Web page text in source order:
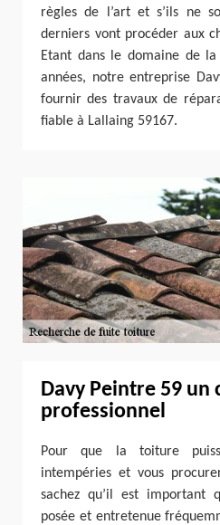
règles de l’art et s’ils ne
derniers vont procéder aux
Etant dans le domaine de
années, notre entreprise
fournir des travaux de
fiable à Lallaing 59167.
Davy Peintre 59 un
professionnel
Pour que la toiture
intempéries et vous
sachez qu’il est
posée et entretenue